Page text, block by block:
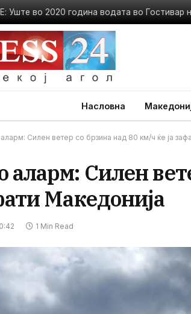
Насловна
Силен ветер со брзина над 80 км/ч ќе ја
аларм: Силен
Македонија
1 Min Read